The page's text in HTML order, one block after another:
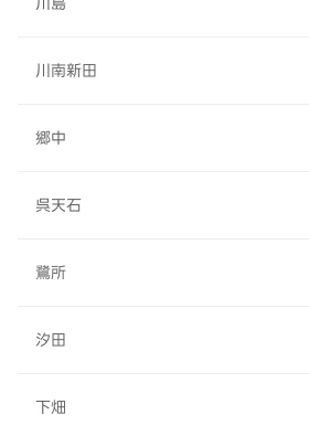
川南新田
郷中
呉天石
鷺所
汐田
下畑